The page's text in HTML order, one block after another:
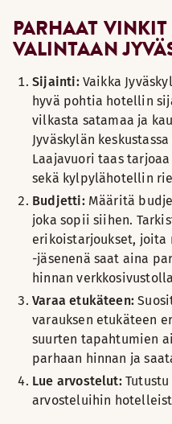
PARHAAT
VALINTAAN
Sijainti:Vaikka
hyvä pohtia hotellin
vilkasta satamaa ja
Jyväskylän
Laajavuori taas
sekä kylpylähotellin
Budjetti:Määritä
joka sopii siihen.
erikoistarjoukset, joita
-jäsenenä saat aina
hinnan
Varaa etukäteen:
varauksen etukäteen
suurten tapahtumien
parhaan hinnan ja
Lue arvostelut:
arvosteluihin